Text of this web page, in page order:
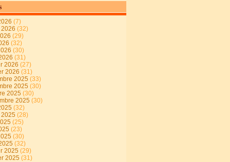
(7)
(32)
(29)
(32)
(30)
(31)
2026 (27)
2026 (31)
2025 (33)
2025 (30)
2025 (30)
2025 (30)
(32)
(28)
(25)
(23)
(30)
(32)
2025 (29)
2025 (31)